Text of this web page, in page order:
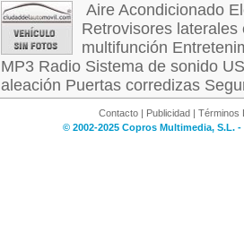
Aire Acondicionado
Retrovisores
multifunción
MP3 Radio Sistema de sonido
aleación Puertas corredizas
Contacto | Publicidad | Términos
© 2002-2025 Copros Multimedia, S.L.